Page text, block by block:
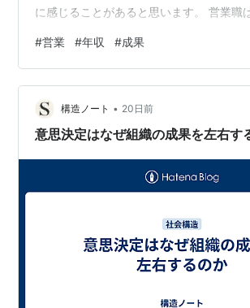
に感じることがあると思います。 営業職
事です。 その一方で、どれだけ頑張って
制度や扱っている商材によっては、年収
ともあります。 実際、dodaの職種図鑑
の年収は473.9万円と掲載されています。
には個人営業、法人営業、IT営業、金融営
#営業 #年収 #成果
構造ノート • 20日前
意思決定はなぜ組織の成果を左右す